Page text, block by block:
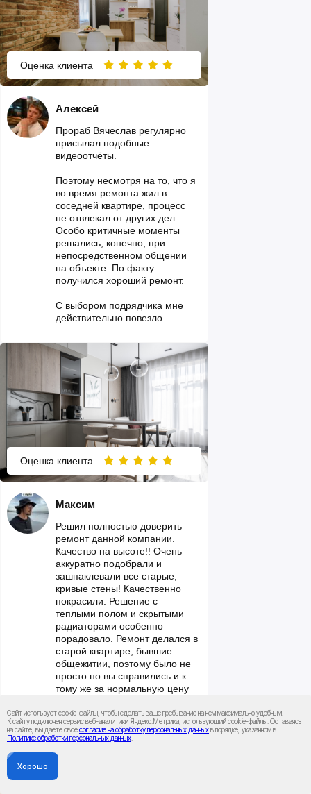
Сайт использует cookie-файлы, чтобы сделать ваше пребывание на нем максимально удобным.
К cайту подключен сервис веб-аналитики Яндекс.Метрика, использующий cookie-файлы. Оставаясь
на сайте, вы даете своесогласие на обработку персональных данныхв порядке, указанном в
Политике обработки персональных данных
Хорошо
Оценка клиента
Прораб Вячеслав регулярно
присылал подобные
видеоотчёты.
Поэтому несмотря на то, что я
во время ремонта жил в
соседней квартире, процесс
не отвлекал от других дел.
Особо критичные моменты
решались, конечно, при
непосредственном общении
на объекте. По факту
получился хороший ремонт.
С выбором подрядчика мне
действительно повезло.
Алексей
Оценка клиента
Решил полностью доверить
ремонт данной компании.
Качество на высоте!! Очень
аккуратно подобрали и
зашпаклевали все старые,
кривые стены! Качественно
покрасили. Решение с
теплыми полом и скрытыми
радиаторами особенно
порадовало. Ремонт делался в
старой квартире, бывшие
общежитии, поэтому было не
просто но вы справились и к
тому же за нормальную цену
Максим